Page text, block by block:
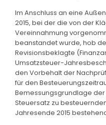
Im Anschluss an eine
2015, bei der die von der
Vereinnahmung
beanstandet wurde, hob
Revisionsbeklagte
Umsatzsteuer-
den Vorbehalt der
für den
Bemessungsgrundlage
Steuersatz zu
Jahresende 2015